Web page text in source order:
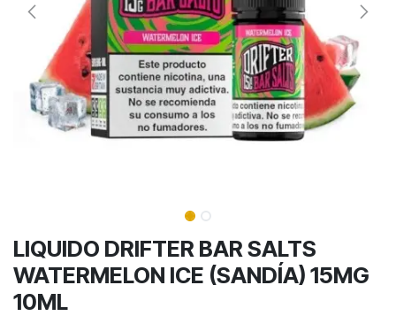
LIQUIDO DRIFTER BAR SALTS
WATERMELON ICE (SANDÍA) 15MG
10ML